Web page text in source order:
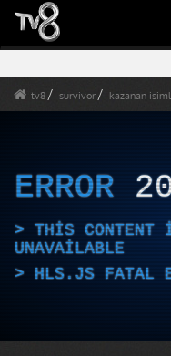
tv8 survivor kazanan
ERROR
THIS CONTENT
UNAVAILABLE
HLS.JS FATAL